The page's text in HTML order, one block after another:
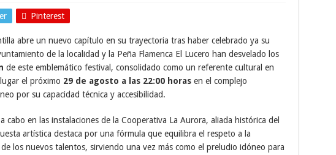
Pinterest
abre un nuevo capítulo en su trayectoria tras haber celebrado ya su
de la localidad y la Peña Flamenca El Lucero han desvelado los
de este emblemático festival, consolidado como un referente cultural en
el próximo 29 de agosto a las 22:00 horasen el complejo
por su capacidad técnica y accesibilidad.
cabo en las instalaciones de la Cooperativa La Aurora, aliada histórica del
artística destaca por una fórmula que equilibra el respeto a la
los nuevos talentos, sirviendo una vez más como el preludio idóneo para